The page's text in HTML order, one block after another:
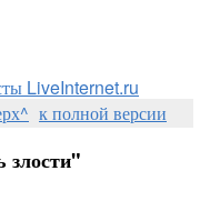
LiveInternet.ru
к полной версии
злости"